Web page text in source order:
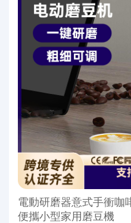
電動研磨器意式手衝咖
便攜小型家用磨豆機